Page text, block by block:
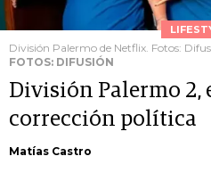
División Palermo de Netflix. Fotos:
FOTOS: DIFUSIÓN
División Palermo 2,
corrección política
Matías Castro